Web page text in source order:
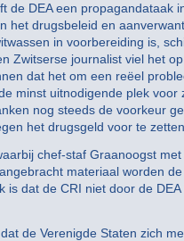
de DEA een propagandataak
het drugsbeleid en
in voorbereiding is,
Zwitserse journalist viel het
dat het om een reëel
minst uitnodigende plek
nog steeds de voorkeur
het drugsgeld voor te zetten.
chef-staf Graanoogst
materiaal worden
dat de CRI niet door de
de Verenigde Staten zich